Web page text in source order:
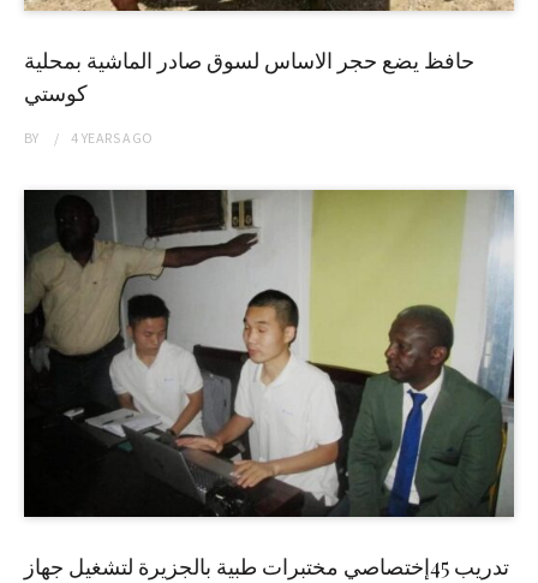
حافظ يضع حجر الاساس لسوق صادر الماشية بمحلية
كوستي
BY 4 YEARSAGO
تدريب 45إختصاصي مختبرات طبية بالجزيرة لتشغيل جهاز